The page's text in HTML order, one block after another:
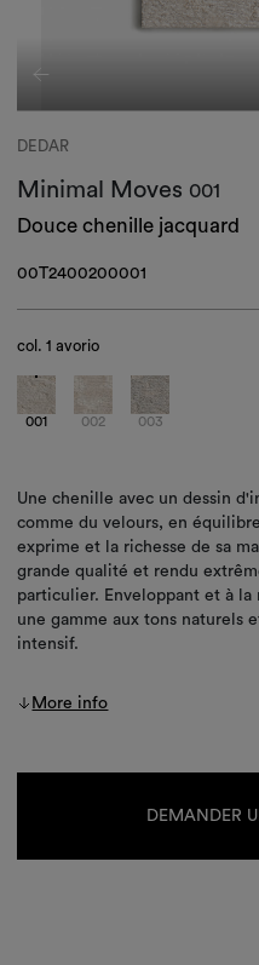
DEDAR
Minimal Moves 001
Douce chenille jacquard
00T2400200001
col.1 avorio
001 002 003
Une chenille avec un dessin
comme du velours, en
exprime et la richesse de sa
grande qualité et rendu
particulier. Enveloppant et à
une gamme aux tons naturels
intensif.
More info
DEMANDER